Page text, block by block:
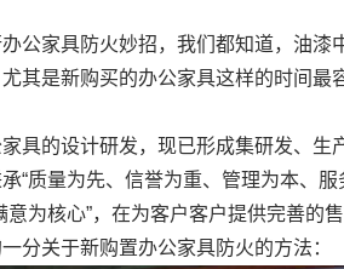
公家具防火妙招，我们都知道，油漆
其是新购买的办公家具这样的时间最
的设计研发，现已形成集研发、生
“质量为先、信誉为重、管理为本、服
为核心”，在为客户客户提供完善的
分关于新购置办公家具防火的方法：